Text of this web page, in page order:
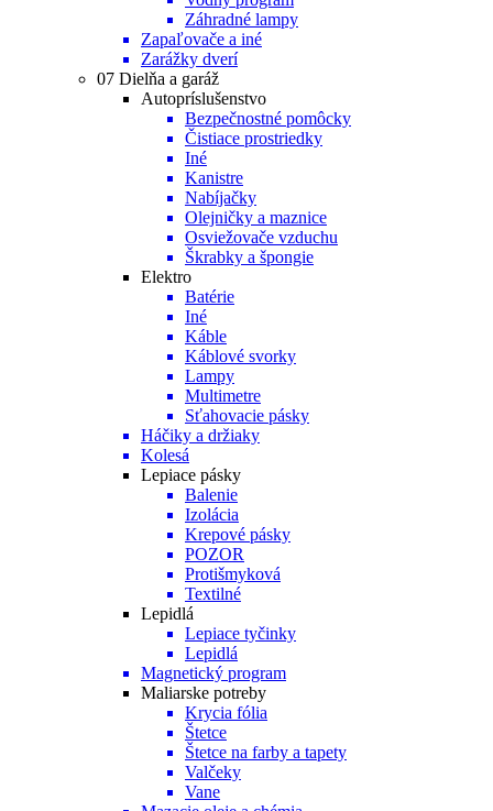
Záhradné lampy
Zapaľovače a iné
Zarážky dverí
07 Dielňa a garáž
Autopríslušenstvo
Bezpečnostné pomôcky
Čistiace prostriedky
Iné
Kanistre
Nabíjačky
Olejničky a maznice
Osviežovače vzduchu
Škrabky a špongie
Elektro
Batérie
Iné
Káble
Káblové svorky
Lampy
Multimetre
Sťahovacie pásky
Háčiky a držiaky
Kolesá
Lepiace pásky
Balenie
Izolácia
Krepové pásky
POZOR
Protišmyková
Textilné
Lepidlá
Lepiace tyčinky
Lepidlá
Magnetický program
Maliarske potreby
Krycia fólia
Štetce
Štetce na farby a tapety
Valčeky
Vane